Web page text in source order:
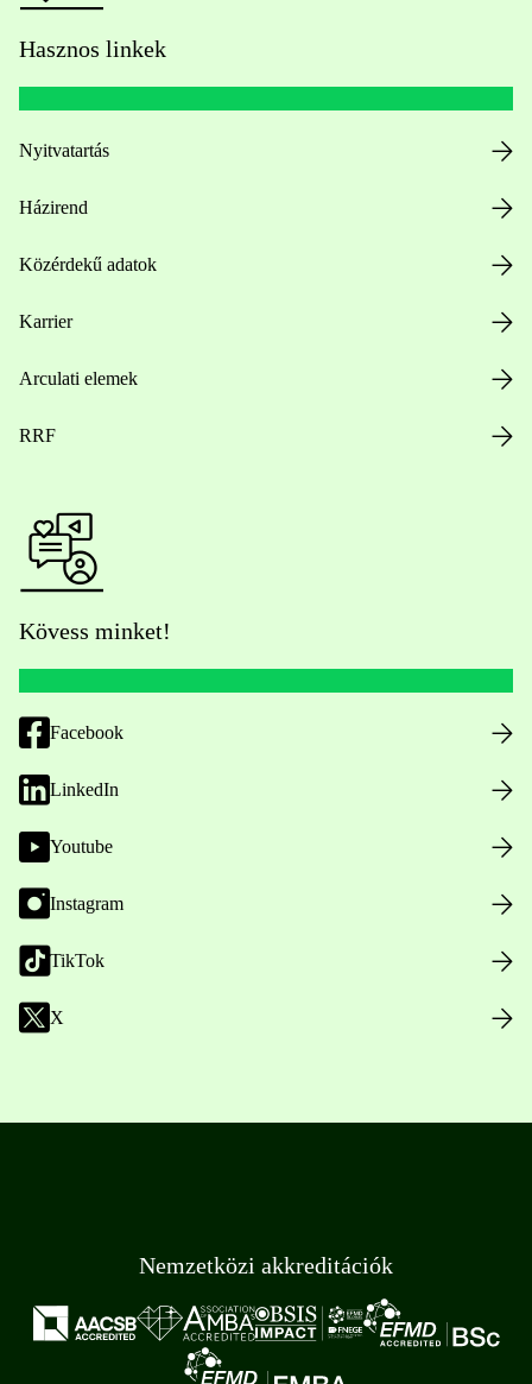
Hasznos linkek
Nyitvatartás
Házirend
Közérdekű adatok
Karrier
Arculati elemek
RRF
Kövess minket!
Facebook
LinkedIn
Youtube
Instagram
TikTok
X
Nemzetközi akkreditációk